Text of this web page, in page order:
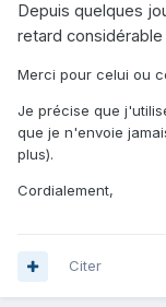
Depuis quelques
retard
Merci pour celui ou
Je précise que
que je n'envoie
plus).
Cordialement,
Citer